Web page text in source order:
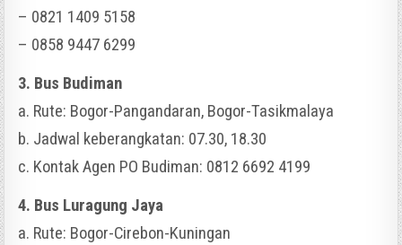
– 0821 1409 5158
– 0858 9447 6299
3. Bus Budiman
a. Rute: Bogor-Pangandaran, Bogor-Tasikmalaya
b. Jadwal keberangkatan: 07.30, 18.30
c. Kontak Agen PO Budiman: 0812 6692 4199
4. Bus Luragung Jaya
a. Rute: Bogor-Cirebon-Kuningan